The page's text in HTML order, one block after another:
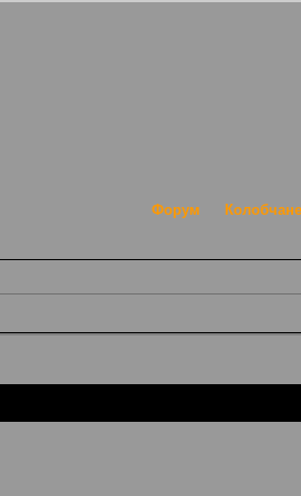
Форум Колобчане